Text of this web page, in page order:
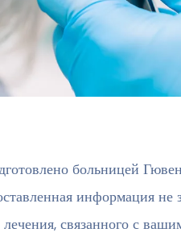
больницей
информация не
связанного с